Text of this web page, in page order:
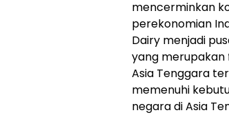
mencerminkan
perekonomian
Dairy menjadi
yang merupakan
Asia Tenggara
memenuhi
negara di Asia